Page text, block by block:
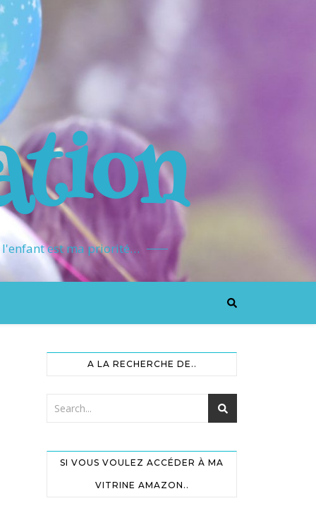
l'enfant est ma priorité…
A LA RECHERCHE DE..
SI VOUS VOULEZ ACCÉDER À MA
VITRINE AMAZON..